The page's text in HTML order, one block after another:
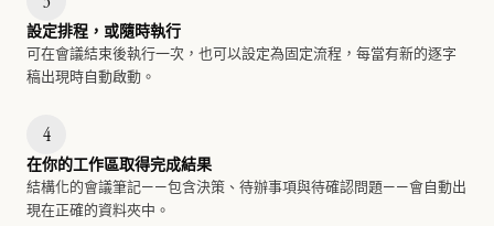
設定排程，或隨時執行
可在會議結束後執行一次，也可以設定為固定流程，每當有新的逐字
稿出現時自動啟動。
4
在你的工作區取得完成結果
結構化的會議筆記——包含決策、待辦事項與待確認問題——會自動出
現在正確的資料夾中。